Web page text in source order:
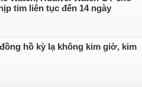
tim liên tục đến 14 ngày
hồ kỳ lạ không kim giờ, kim